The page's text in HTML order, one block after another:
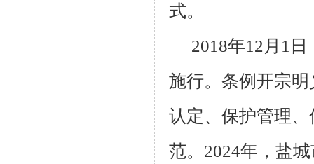
式。
2018年12月1
施行。条例开宗
认定、保护管理
范。2024年，盐